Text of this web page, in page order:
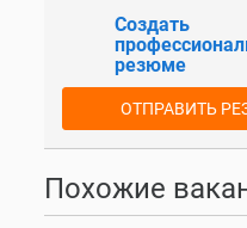
Создать
резюме
ОТПРАВИТЬ
Похожие